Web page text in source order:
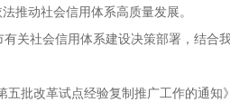
推动社会信用体系高质量发展。
关社会信用体系建设决策部署，结
批改革试点经验复制推广工作的通